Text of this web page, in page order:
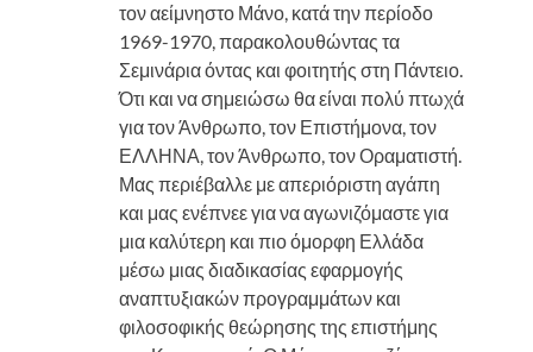
τον αείμνηστο Μάνο, κατά την περίοδο
1969-1970, παρακολουθώντας τα
Σεμινάρια όντας και φοιτητής στη Πάντειο.
Ότι και να σημειώσω θα είναι πολύ πτωχά
για τον Άνθρωπο, τον Επιστήμονα, τον
ΕΛΛΗΝΑ, τον Άνθρωπο, τον Οραματιστή.
Μας περιέβαλλε με απεριόριστη αγάπη
και μας ενέπνεε για να αγωνιζόμαστε για
μια καλύτερη και πιο όμορφη Ελλάδα
μέσω μιας διαδικασίας εφαρμογής
αναπτυξιακών προγραμμάτων και
φιλοσοφικής θεώρησης της επιστήμης
Βιολογικό Βούτυρο Αγελάδος Γκι / Ghee 200gr (OLA